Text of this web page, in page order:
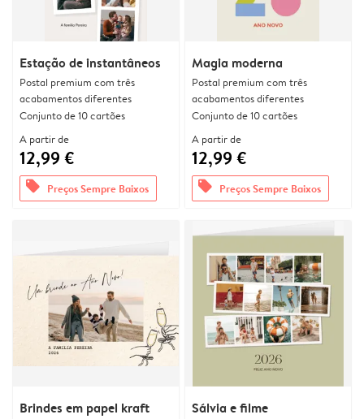
Estação de instantâneos
Postal premium com três
acabamentos diferentes
Conjunto de 10 cartões
A partir de
12,99 €
offers Preços Sempre Baixos
Magia moderna
Postal premium com três
acabamentos diferentes
Conjunto de 10 cartões
A partir de
12,99 €
offers Preços Sempre Baixos
Brindes em papel kraft
Sálvia e filme